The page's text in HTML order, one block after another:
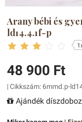
Arany bébi és
ld14.4.1f-p
48 900 Ft
| Cikkszám: 6mmd.p-
Ajándék